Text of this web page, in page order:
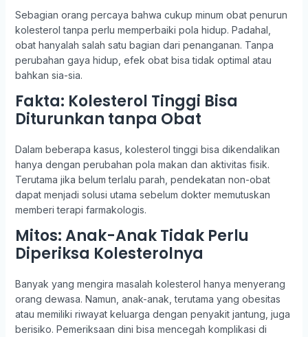
Sebagian orang percaya bahwa cukup minum obat penurun
kolesterol tanpa perlu memperbaiki pola hidup. Padahal,
obat hanyalah salah satu bagian dari penanganan. Tanpa
perubahan gaya hidup, efek obat bisa tidak optimal atau
bahkan sia-sia.
Fakta: Kolesterol Tinggi Bisa
Diturunkan tanpa Obat
Dalam beberapa kasus, kolesterol tinggi bisa dikendalikan
hanya dengan perubahan pola makan dan aktivitas fisik.
Terutama jika belum terlalu parah, pendekatan non-obat
dapat menjadi solusi utama sebelum dokter memutuskan
memberi terapi farmakologis.
Mitos: Anak-Anak Tidak Perlu
Diperiksa Kolesterolnya
Banyak yang mengira masalah kolesterol hanya menyerang
orang dewasa. Namun, anak-anak, terutama yang obesitas
atau memiliki riwayat keluarga dengan penyakit jantung, juga
berisiko. Pemeriksaan dini bisa mencegah komplikasi di